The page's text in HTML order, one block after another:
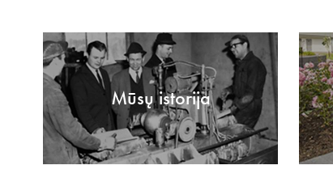
Mūsų istorija